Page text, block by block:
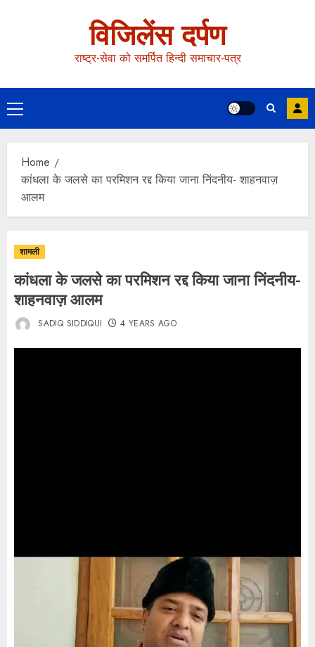
विजिलेंस दर्पण
राष्ट्र-सेवा को समर्पित हिन्दी समाचार-पत्र
Home
कांधला के जलसे का परमिशन रद्द किया जाना निंदनीय- शाहनवाज़
आलम
शामली
कांधला के जलसे का परमिशन रद्द किया जाना निंदनीय-
शाहनवाज़ आलम
SADIQ SIDDIQUI 4 YEARS AGO